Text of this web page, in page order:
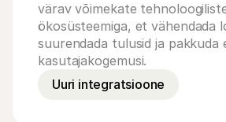
värav võimekate
ökosüsteemiga, et vähendada
suurendada tulusid ja pakkuda
kasutajakogemusi.
Uuri integratsioone